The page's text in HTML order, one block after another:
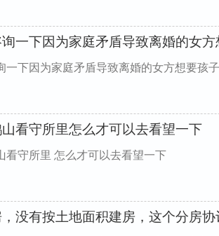
一下因为家庭矛盾导致离婚的女
一下因为家庭矛盾导致离婚的女方想要孩
看守所里怎么才可以去看望一下
看守所里 怎么才可以去看望一下
没有按土地面积建房，这个分房